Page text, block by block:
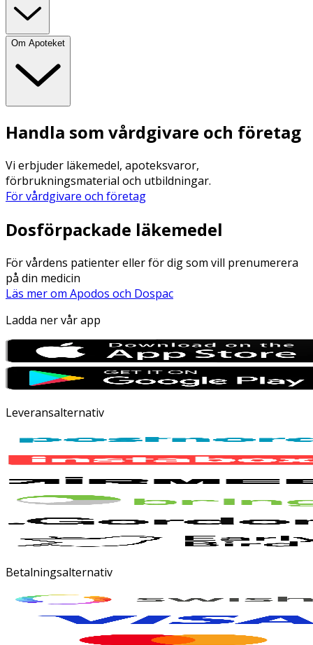
Om Apoteket
Handla som vårdgivare och företag
Vi erbjuder läkemedel, apoteksvaror,
förbrukningsmaterial och utbildningar.
För vårdgivare och företag
Dosförpackade läkemedel
För vårdens patienter eller för dig som vill prenumerera
på din medicin
Läs mer om Apodos och Dospac
Ladda ner vår app
Leveransalternativ
Betalningsalternativ